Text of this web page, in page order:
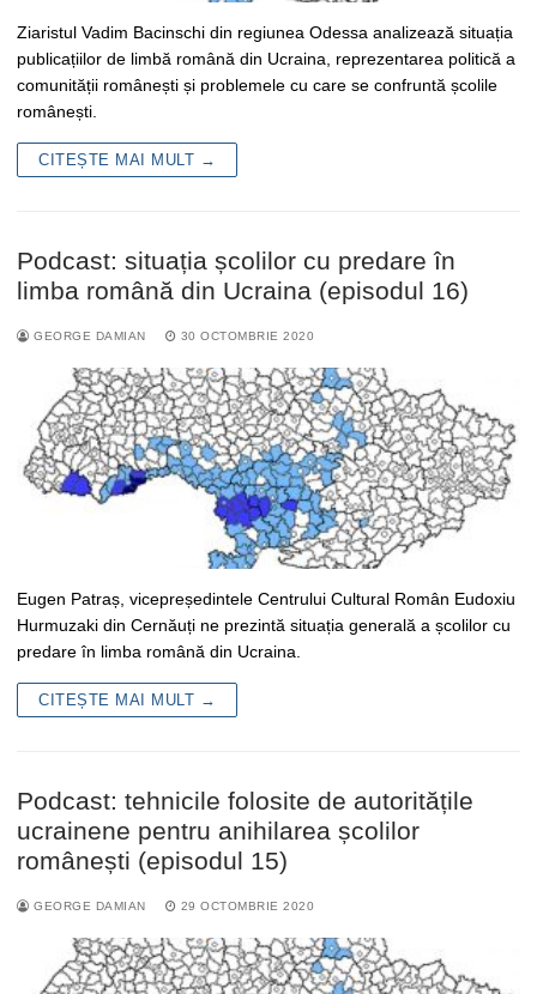
Ziaristul Vadim Bacinschi din regiunea Odessa analizează situația
publicațiilor de limbă română din Ucraina, reprezentarea politică a
comunității românești și problemele cu care se confruntă școlile
românești.
CITEȘTE MAI MULT →
Podcast: situația școlilor cu predare în
limba română din Ucraina (episodul 16)
GEORGE DAMIAN 30 OCTOMBRIE 2020
Eugen Patraș, vicepreședintele Centrului Cultural Român Eudoxiu
Hurmuzaki din Cernăuți ne prezintă situația generală a școlilor cu
predare în limba română din Ucraina.
CITEȘTE MAI MULT →
Podcast: tehnicile folosite de autoritățile
ucrainene pentru anihilarea școlilor
românești (episodul 15)
GEORGE DAMIAN 29 OCTOMBRIE 2020